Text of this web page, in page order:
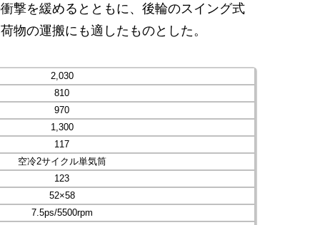
撃を緩めるとともに、後輪のスイング式
物の運搬にも適したものとした。
2,030
810
970
1,300
117
空冷2サイクル単気筒
123
52×58
7.5ps/5500rpm